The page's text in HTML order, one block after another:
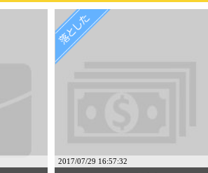
2017/07/29 16:57:32